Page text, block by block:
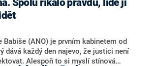
a ministra průmyslu Karla Havlíčka.
samotných sázkařů je poslanec za
Turek. Politolog Jan Kubáček nicméně
kohokoliv ze zmíněné trojice
Podle něj současná koalice dosud
by Pavlovi mohla konkurovat.
Spolu říkalo pravdu, lidé ji
Babiše (ANO) je prvním kabinetem od
dává každý den najevo, že justici není
Alespoň to si myslí stínová